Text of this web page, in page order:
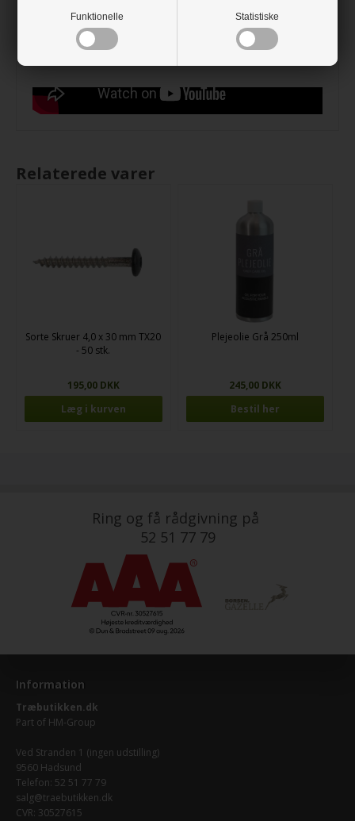
Funktionelle Statistiske
Størrelse:
- 240cm x 60cm
- 300cm x 60cm
- Den samlede dybde er 2cm.
Relaterede varer
Sorte Skruer 4,0 x 30 mm TX20
- 50 stk.
195,00 DKK
Plejeolie Grå 250ml
245,00 DKK
Bestil her
Ring og få rådgivning på
52 51 77 79
Information
Træbutikken.dk
Part of HM-Group
Ved Stranden 1 (ingen udstilling)
9560 Hadsund
Telefon: 52 51 77 79
salg@traebutikken.dk
CVR: 30527615